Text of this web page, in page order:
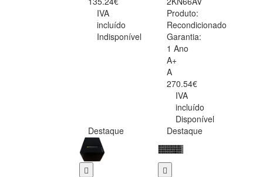
IVA
incluído
Indisponível
Produto:
Recondicionado
Garantia:
1 Ano
A+
A
270.54€
IVA
incluído
Disponível
Destaque
Destaque